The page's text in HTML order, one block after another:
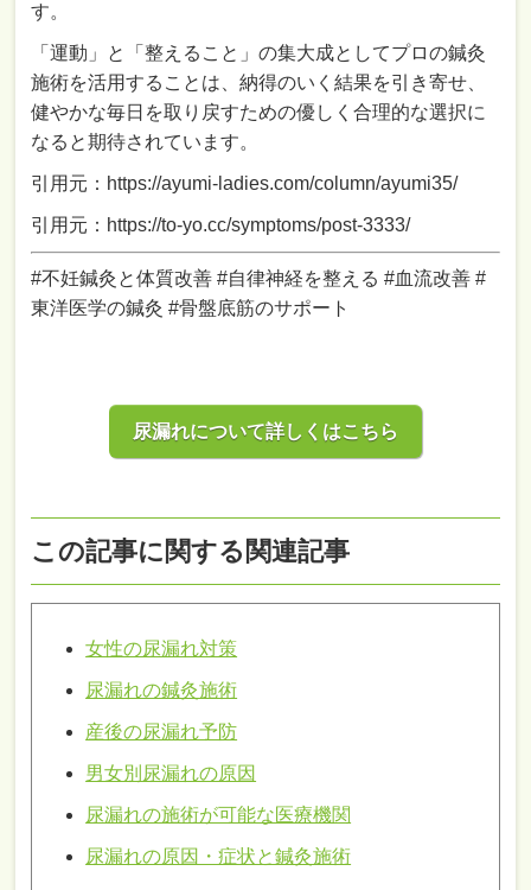
す。
「運動」と「整えること」の集大成としてプロの鍼灸
施術を活用することは、納得のいく結果を引き寄せ、
健やかな毎日を取り戻すための優しく合理的な選択に
なると期待されています。
引用元：https://ayumi-ladies.com/column/ayumi35/
引用元：https://to-yo.cc/symptoms/post-3333/
#不妊鍼灸と体質改善 #自律神経を整える #血流改善 #
東洋医学の鍼灸 #骨盤底筋のサポート
尿漏れについて詳しくはこちら
この記事に関する関連記事
女性の尿漏れ対策
尿漏れの鍼灸施術
産後の尿漏れ予防
男女別尿漏れの原因
尿漏れの施術が可能な医療機関
尿漏れの原因・症状と鍼灸施術